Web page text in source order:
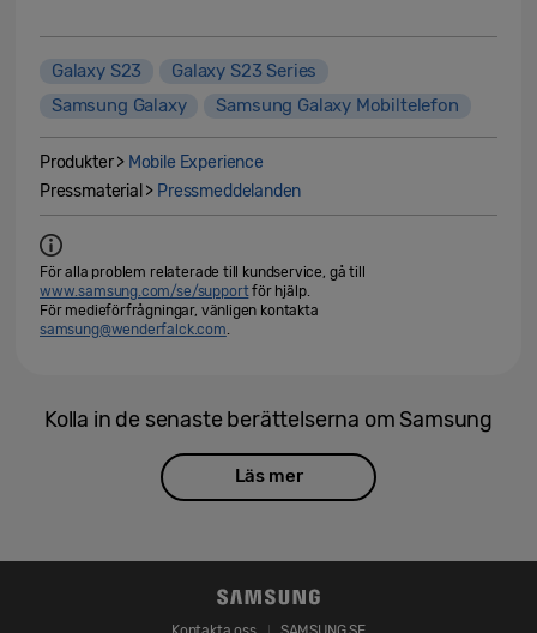
Galaxy S23
Galaxy S23 Series
Samsung Galaxy
Samsung Galaxy Mobiltelefon
Produkter > Mobile Experience
Pressmaterial > Pressmeddelanden
För alla problem relaterade till kundservice, gå till
www.samsung.com/se/supportför hjälp.
För medieförfrågningar, vänligen kontakta
samsung@wenderfalck.com
Kolla in de senaste berättelserna om Samsung
Läs mer